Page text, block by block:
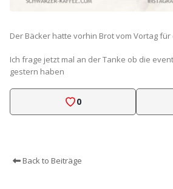
Der Bäcker hatte vorhin Brot vom Vortag
Ich frage jetzt mal an der Tanke ob die
gestern haben
0
Back to Beiträge